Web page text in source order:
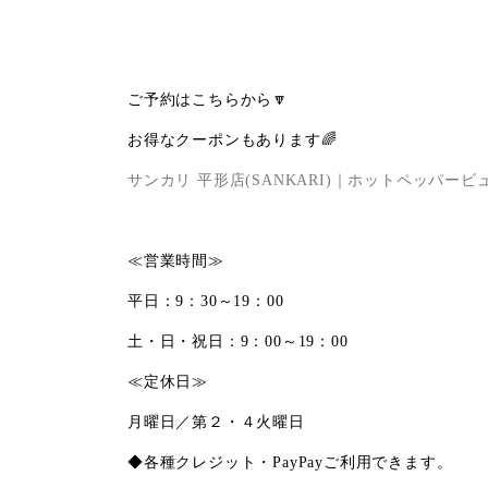
ご予約はこちらから🔽
お得なクーポンもあります🌈
サンカリ 平形店(SANKARI)｜ホットペッパービ
≪営業時間≫
平日：9：30～19：00
土・日・祝日：9：00～19：00
≪定休日≫
月曜日／第２・４火曜日
◆各種クレジット・PayPayご利用できます。